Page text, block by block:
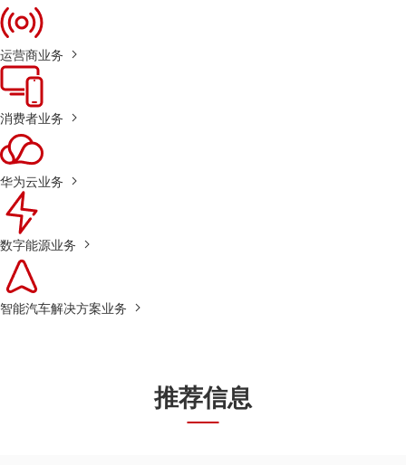
运营商业务
消费者业务
华为云业务
数字能源业务
智能汽车解决方案业务
推荐信息